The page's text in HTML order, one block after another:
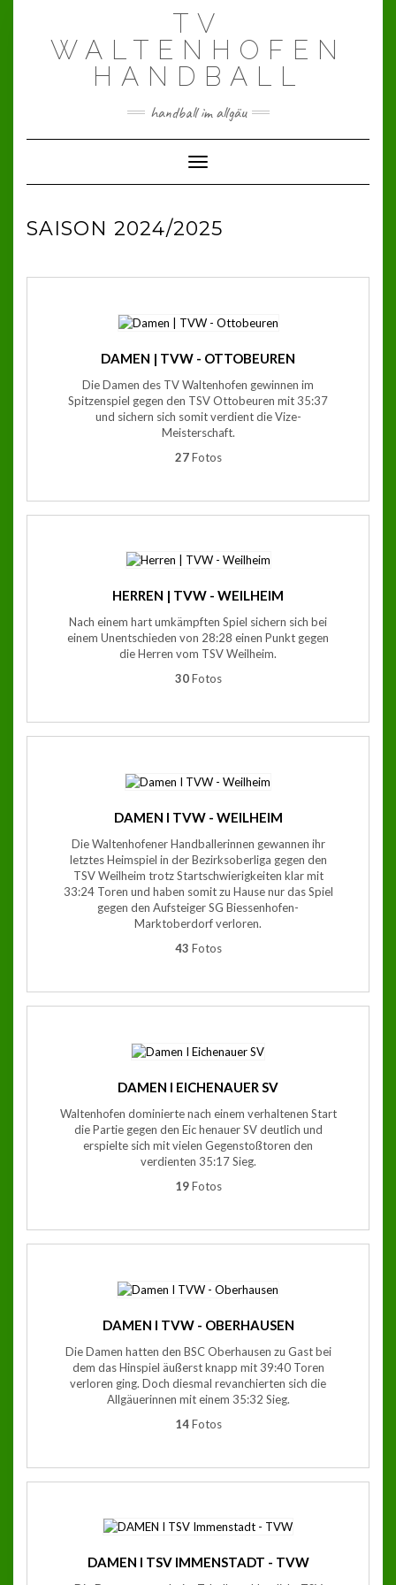
TV
WALTENHOFEN
HANDBALL
handball im allgäu
Toggle Navigation
SAISON 2024/2025
DAMEN | TVW - OTTOBEUREN
Die Damen des TV Waltenhofen gewinnen im
Spitzenspiel gegen den TSV Ottobeuren mit 35:37
und sichern sich somit verdient die Vize-
Meisterschaft.
27Fotos
HERREN | TVW - WEILHEIM
Nach einem hart umkämpften Spiel sichern sich bei
einem Unentschieden von 28:28 einen Punkt gegen
die Herren vom TSV Weilheim.
30Fotos
DAMEN I TVW - WEILHEIM
Die Waltenhofener Handballerinnen gewannen ihr
letztes Heimspiel in der Bezirksoberliga gegen den
TSV Weilheim trotz Startschwierigkeiten klar mit
33:24 Toren und haben somit zu Hause nur das Spiel
gegen den Aufsteiger SG Biessenhofen-
Marktoberdorf verloren.
43 Fotos
DAMEN I EICHENAUER SV
Waltenhofen dominierte nach einem verhaltenen Start
die Partie gegen den Eic henauer SV deutlich und
erspielte sich mit vielen Gegenstoßtoren den
verdienten 35:17 Sieg.
19Fotos
DAMEN I TVW - OBERHAUSEN
Die Damen hatten den BSC Oberhausen zu Gast bei
dem das Hinspiel äußerst knapp mit 39:40 Toren
verloren ging. Doch diesmal revanchierten sich die
Allgäuerinnen mit einem 35:32 Sieg.
14Fotos
DAMEN I TSV IMMENSTADT - TVW